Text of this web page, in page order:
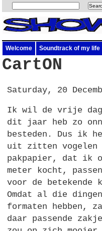
Welcome Soundtrack of my life
CartON
Saturday, 20
Ik wil de vrije
dit jaar heb zo
besteden. Dus ik
uit zitten vogelen
pakpapier, dat ik
meter kocht,
voor de betekende
Omdat al die
formaten hebben,
daar passende